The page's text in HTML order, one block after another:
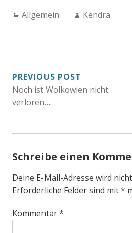
Categories:
Allgemein Author:
Kendra
PREVIOUS POST
Noch ist Wolkowien nicht
verloren….
Schreibe einen
Deine E-Mail-Adresse wird
Erforderliche Felder sind mit*
Kommentar*